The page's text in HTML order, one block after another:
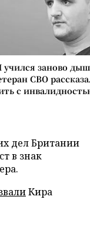
учился заново
СВО
с
дел Британии
в знак
Кира